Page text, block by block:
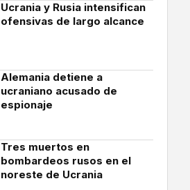
Ucrania y Rusia intensifican
ofensivas de largo alcance
Alemania detiene a
ucraniano acusado de
espionaje
Tres muertos en
bombardeos rusos en el
noreste de Ucrania